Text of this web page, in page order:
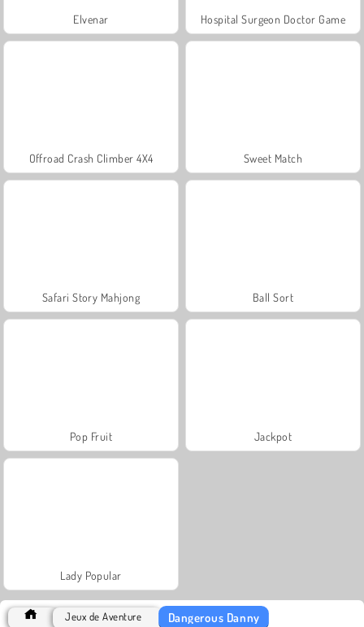
Elvenar Hospital Surgeon Doctor Game
Offroad Crash Climber 4X4 Sweet Match
Safari Story Mahjong Ball Sort
Pop Fruit Jackpot
Lady Popular
Jeux de Aventure Dangerous Danny